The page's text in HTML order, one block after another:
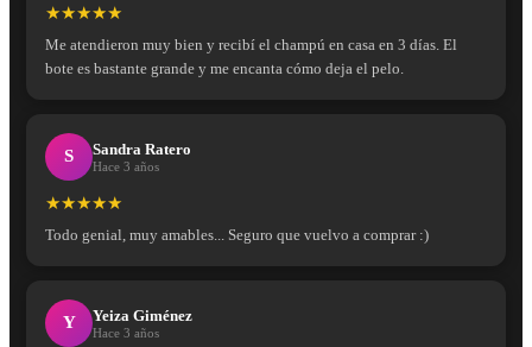
★★★★★
Me atendieron muy bien y recibí el champú en casa en 3 días. El
bote es bastante grande y me encanta cómo deja el pelo.
S Sandra Ratero
Hace 3 años
★★★★★
Todo genial, muy amables... Seguro que vuelvo a comprar :)
Y Yeiza Giménez
Hace 3 años